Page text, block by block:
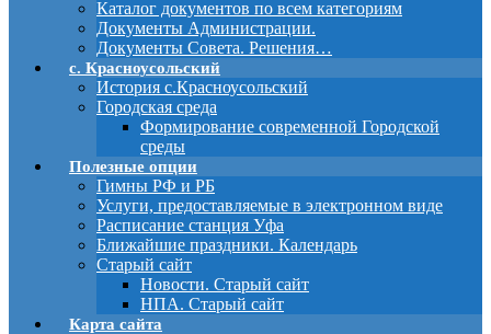
Каталог документов по всем категориям
Документы Администрации.
Документы Совета. Решения…
с. Красноусольский
История с.Красноусольский
Городская среда
Формирование современной Городской
среды
Полезные опции
Гимны РФ и РБ
Услуги, предоставляемые в электронном виде
Расписание станция Уфа
Ближайшие праздники. Календарь
Старый сайт
Новости. Старый сайт
НПА. Старый сайт
Карта сайта